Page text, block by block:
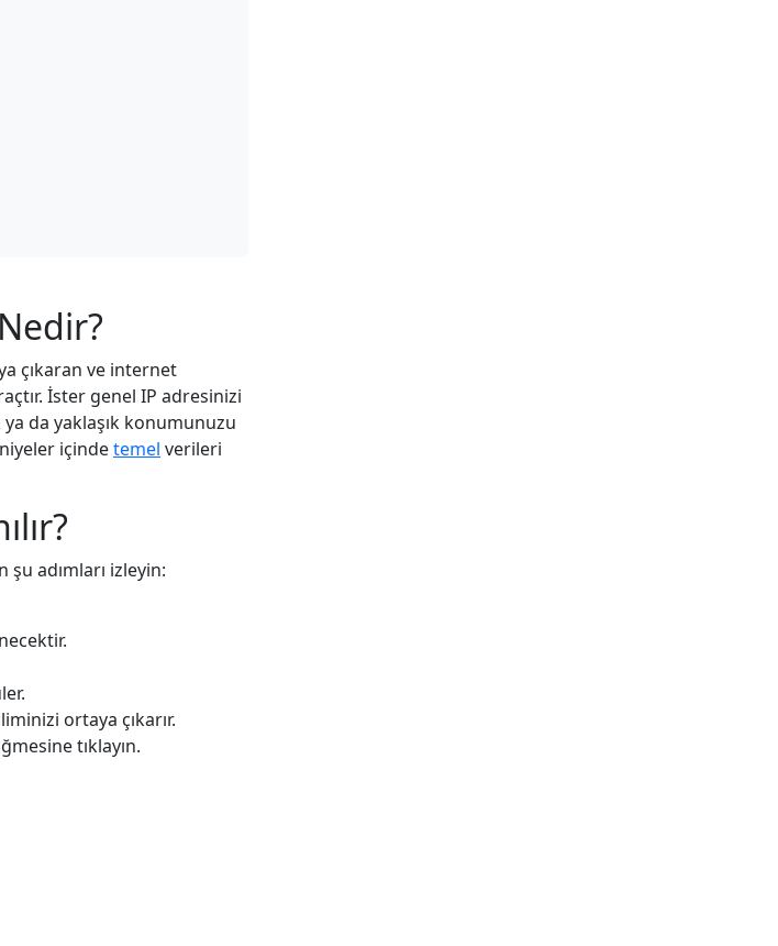
çıkaran ve internet
İster genel IP adresinizi
da yaklaşık konumunuzu
içindetemel verileri
adımları izleyin:
ortaya çıkarır.
tıklayın.